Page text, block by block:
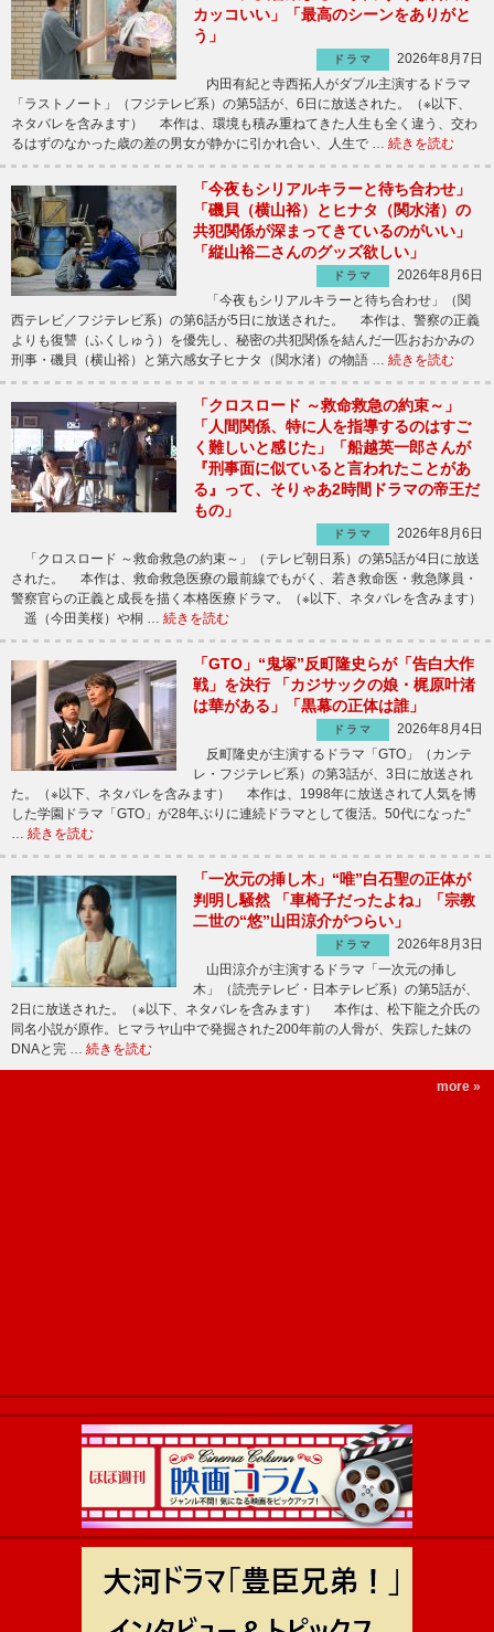
カッコいい」「最高のシーンをありがと
う」
ドラマ
2026年8月7日
内田有紀と寺西拓人がダブル主演するドラマ
「ラストノート」（フジテレビ系）の第5話が、6日に放送された。（※以下、
ネタバレを含みます） 本作は、環境も積み重ねてきた人生も全く違う、交わ
るはずのなかった歳の差の男女が静かに引かれ合い、人生で … 続きを読む
「今夜もシリアルキラーと待ち合わせ」
「磯貝（横山裕）とヒナタ（関水渚）の
共犯関係が深まってきているのがいい」
「縦山裕二さんのグッズ欲しい」
ドラマ
2026年8月6日
「今夜もシリアルキラーと待ち合わせ」（関
西テレビ／フジテレビ系）の第6話が5日に放送された。 本作は、警察の正義
よりも復讐（ふくしゅう）を優先し、秘密の共犯関係を結んだ一匹おおかみの
刑事・磯貝（横山裕）と第六感女子ヒナタ（関水渚）の物語 … 続きを読む
「クロスロード ～救命救急の約束～」
「人間関係、特に人を指導するのはすご
く難しいと感じた」「船越英一郎さんが
『刑事面に似ていると言われたことがあ
る』って、そりゃあ2時間ドラマの帝王だ
もの」
ドラマ
2026年8月6日
「クロスロード ～救命救急の約束～」（テレビ朝日系）の第5話が4日に放送
された。 本作は、救命救急医療の最前線でもがく、若き救命医・救急隊員・
警察官らの正義と成長を描く本格医療ドラマ。（※以下、ネタバレを含みます）
遥（今田美桜）や桐 … 続きを読む
「GTO」“鬼塚”反町隆史らが「告白大作
戦」を決行 「カジサックの娘・梶原叶渚
は華がある」「黒幕の正体は誰」
ドラマ
2026年8月4日
反町隆史が主演するドラマ「GTO」（カンテ
レ・フジテレビ系）の第3話が、3日に放送され
た。（※以下、ネタバレを含みます） 本作は、1998年に放送されて人気を博
した学園ドラマ「GTO」が28年ぶりに連続ドラマとして復活。50代になった“
… 続きを読む
「一次元の挿し木」“唯”白石聖の正体が
判明し騒然 「車椅子だったよね」「宗教
二世の“悠”山田涼介がつらい」
ドラマ
2026年8月3日
山田涼介が主演するドラマ「一次元の挿し
木」（読売テレビ・日本テレビ系）の第5話が、
2日に放送された。（※以下、ネタバレを含みます） 本作は、松下龍之介氏の
同名小説が原作。ヒマラヤ山中で発掘された200年前の人骨が、失踪した妹の
DNAと完 … 続きを読む
more »